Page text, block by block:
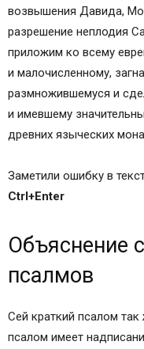
возвышения Давида,
разрешение неплодия
приложим ко всему
и малочисленному,
размножившемуся и
и имевшему
древних языческих
Заметили ошибку в
Ctrl+Enter
Объяснение
псалмов
Сей краткий псалом
псалом имеет